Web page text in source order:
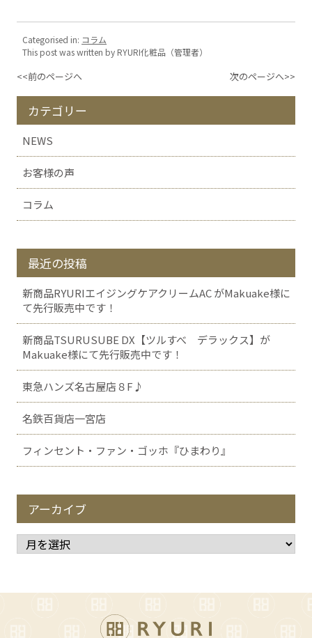
Categorised in: コラム
This post was written by RYURI化粧品（管理者）
<<前のページへ 次のページへ>>
カテゴリー
NEWS
お客様の声
コラム
最近の投稿
新商品RYURIエイジングケアクリームAC がMakuake様に
て先行販売中です！
新商品TSURUSUBE DX【ツルすべ デラックス】が
Makuake様にて先行販売中です！
東急ハンズ名古屋店８F♪
名鉄百貨店一宮店
フィンセント・ファン・ゴッホ『ひまわり』
アーカイブ